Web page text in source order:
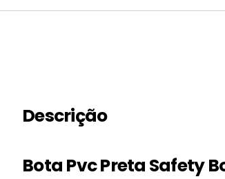
Descrição
Bota Pvc Preta Safety